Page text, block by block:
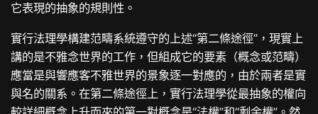
它表現的抽象的規則性。
實行法理學構建范疇系統遵守的上述“第二條途徑”，現實上
講的是不雅念世界的工作，但組成它的要素（概念或范疇）
應當是與響應客不雅世界的景象逐一對應的，由於兩者是實
與名的關系。在第二條途徑上，實行法理學從最抽象的權向